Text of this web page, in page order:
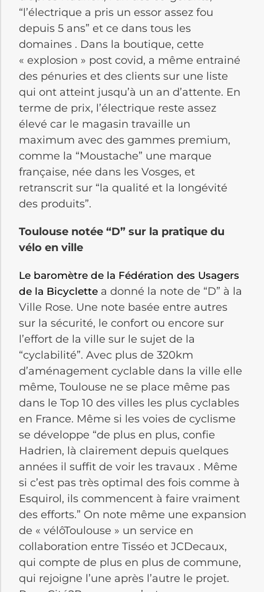
“l’électrique a pris un essor assez fou
depuis 5 ans” et ce dans tous les
domaines . Dans la boutique, cette
« explosion » post covid, a même entrainé
des pénuries et des clients sur une liste
qui ont atteint jusqu’à un an d’attente. En
terme de prix, l’électrique reste assez
élevé car le magasin travaille un
maximum avec des gammes premium,
comme la “Moustache” une marque
française, née dans les Vosges, et
retranscrit sur “la qualité et la longévité
des produits”.
Toulouse notée “D” sur la pratique du
vélo en ville
Le baromètre de la Fédération des Usagers
de la Bicyclette a donné la note de “D” à la
Ville Rose. Une note basée entre autres
sur la sécurité, le confort ou encore sur
l’effort de la ville sur le sujet de la
“cyclabilité”. Avec plus de 320km
d’aménagement cyclable dans la ville elle
même, Toulouse ne se place même pas
dans le Top 10 des villes les plus cyclables
en France. Même si les voies de cyclisme
se développe “de plus en plus, confie
Hadrien, là clairement depuis quelques
années il suffit de voir les travaux . Même
si c’est pas très optimal des fois comme à
Esquirol, ils commencent à faire vraiment
des efforts.” On note même une expansion
de « vélôToulouse » un service en
collaboration entre Tisséo et JCDecaux,
qui compte de plus en plus de commune,
qui rejoigne l’une après l’autre le projet.